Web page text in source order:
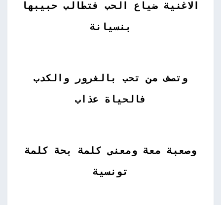
الاغنية ضياع الحب فتطالب حبيبها
بنسيانة
وتصف من تحب بالغرور والكدب
فالحياة عذاب
وصعبة معة ومعنى كلمة بحة كلمة
تونسية